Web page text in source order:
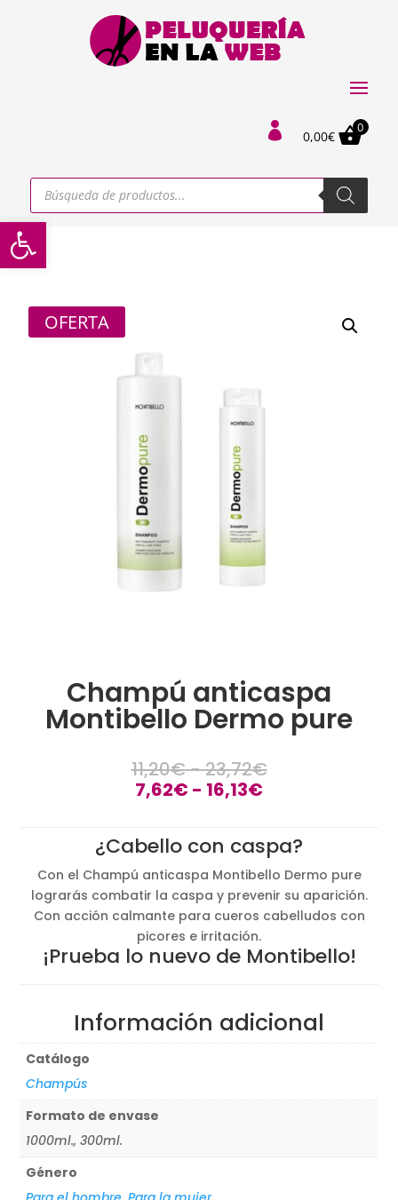
Abrir barra de herramientas
 0,00€
0
Búsqueda
productos
OFERTA
Champú anticaspa
Montibello Dermo pure
11,20€-23,72€Rango
11,20€
hasta
23,72€
7,62€- 16,13€Rango
desde
7,62€
hasta
16,13€
¿Cabello con caspa?
Con el Champú anticaspa Montibello Dermo pure
lograrás combatir la caspa y prevenir su aparición.
Con acción calmante para cueros cabelludos con
picores e irritación.
¡Prueba lo nuevo de Montibello!
Información adicional
Catálogo
Champús
Formato de envase
1000ml., 300ml.
Género